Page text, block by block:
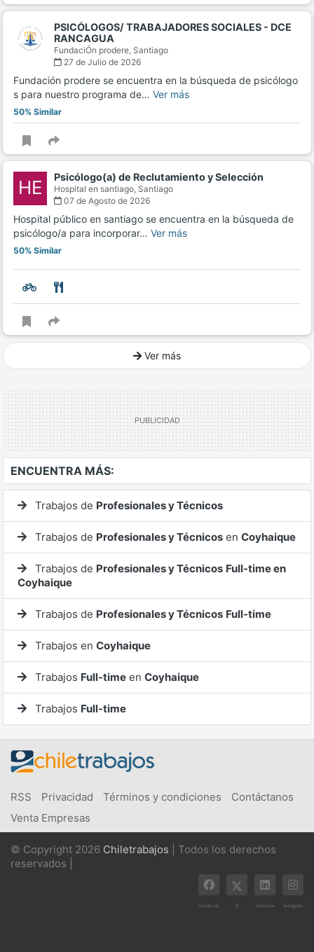
PSICÓLOGOS/ TRABAJADORES SOCIALES - DCE
RANCAGUA
FundaciÓn prodere, Santiago
27 de Julio de 2026
Fundación prodere se encuentra en la búsqueda de psicólogo
s para nuestro programa de… Ver más
50% Similar
HE Psicólogo(a) de Reclutamiento y Selección
Hospital en santiago, Santiago
07 de Agosto de 2026
Hospital público en santiago se encuentra en la búsqueda de
psicólogo/a para incorporar… Ver más
50% Similar
Ver más
ENCUENTRA MÁS:
Trabajos de Profesionales y Técnicos
Trabajos de Profesionales y Técnicos en Coyhaique
Trabajos de Profesionales y Técnicos Full-time en
Coyhaique
Trabajos de Profesionales y Técnicos Full-time
Trabajos en Coyhaique
Trabajos Full-time en Coyhaique
Trabajos Full-time
RSS Privacidad Términos y condiciones
Contáctanos
Venta Empresas
© Copyright 2026 Chiletrabajos | Todos los derechos
reservados |
Facebook X Linkedin Instagram